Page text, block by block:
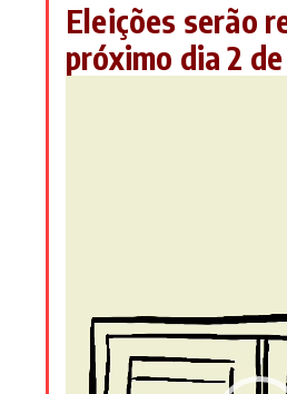
Eleições serão
próximo dia 2